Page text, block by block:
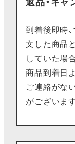
到着後即時
文した商品
していた場
商品到着日
ご連絡がな
がございま